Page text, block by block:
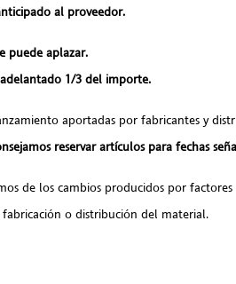
al proveedor.
puede aplazar.
1/3 del importe.
aportadas por fabricantes y
reservar artículos para fechas
de los cambios producidos por
o distribución del material.